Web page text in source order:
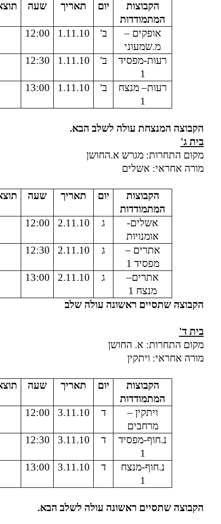
הקבוצות
המתמודדות
יום תאריך שעה
אופקים –
מ.שמעוני
ב' 1.11.10
12:00
רעות-מפסיד
1
ב' 1.11.10
12:30
רעות– מנצח
1
ב' 1.11.10
13:00
הקבוצה המנצחת עולה לשלב הבא.
בית ג'
מקום התחרות: מגרש א.החושן
מורה אחראי: אשלים
הקבוצות
המתמודדות
יום תאריך שעה
אשלים-
אומנויות
ג 2.11.10
12:00
אתרים –
מפסיד 1
ג 2.11.10
12:30
אתרים–
מנצח 1
ג 2.11.10
13:00
הקבוצה שתסיים ראשונה עולה שלב
בית ד'
מקום התחרות: א. החושן
מורה אחראי: ויתקין
הקבוצות
המתמודדות
יום תאריך שעה
ויתקין –
מרחבים
ד 3.11.10
12:00
נ.חוף-מפסיד
1
ד 3.11.10
12:30
נ.חוף-מנצח
1
ד 3.11.10
13:00
הקבוצה שתסיים ראשונה עולה לשלב הבא.